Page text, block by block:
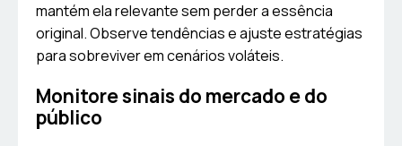
mantém ela relevante sem perder a essência
original. Observe tendências e ajuste estratégias
para sobreviver em cenários voláteis.
Monitore sinais do mercado e do
público